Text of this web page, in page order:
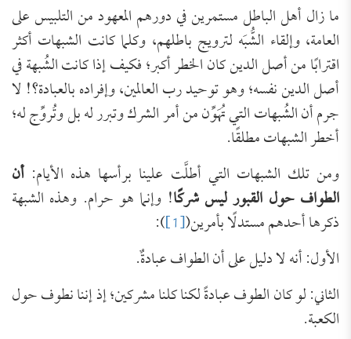
ما زال أهل الباطل مستمرين في دورهم المعهود من التلبيس على
العامة، وإلقاء الشُّبَه لترويج باطلهم، وكلما كانت الشبهات أكثر
اقترابًا من أصل الدين كان الخطر أكبر؛ فكيف إذا كانت الشُبهة في
أصل الدين نفسه؛ وهو توحيد رب العالمين، وإفراده بالعبادة؟! لا
جرم أن الشُبهات التي تُهَوِّن من أمر الشرك وتبرر له بل وتُروِّج له؛
أخطر الشبهات مطلقًا.
ومن تلك الشبهات التي أطلَّت علينا برأسها هذه الأيام:أن
الطواف حول القبور ليس شركًا! وإنما هو حرام. وهذه الشبهة
ذكرها أحدهم مستدلًا بأمرين([1]
):
الأول: أنه لا دليل على أن الطواف عبادةٌ.
الثاني: لو كان الطوف عبادةً لكنا كلنا مشركين؛ إذ إننا نطوف حول
الكعبة.